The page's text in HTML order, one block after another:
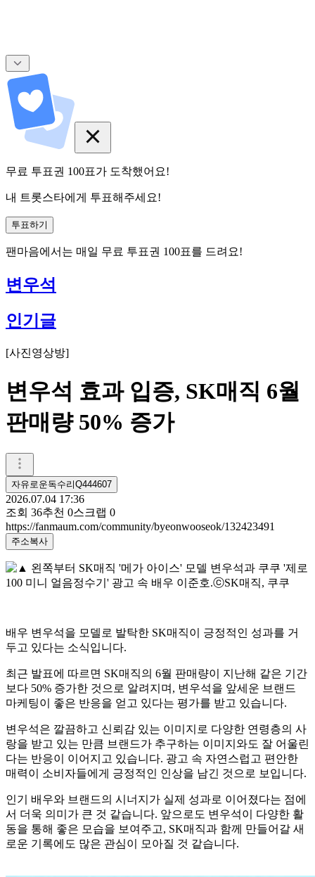
무료 투표권 100표가 도착했어요!
내 트롯스타에게 투표해주세요!
투표하기
팬마음에서는 매일 무료 투표권 100표를 드려요!
변우석
인기글
[사진영상방]
변우석 효과 입증, SK매직 6월
판매량 50% 증가
자유로운독수리Q444607
2026.07.04 17:36
조회 36추천 0스크랩 0
https://fanmaum.com/community/byeonwooseok/132423491
주소복사
배우 변우석을 모델로 발탁한 SK매직이 긍정적인 성과를 거
두고 있다는 소식입니다.
최근 발표에 따르면 SK매직의 6월 판매량이 지난해 같은 기간
보다 50% 증가한 것으로 알려지며, 변우석을 앞세운 브랜드
마케팅이 좋은 반응을 얻고 있다는 평가를 받고 있습니다.
변우석은 깔끔하고 신뢰감 있는 이미지로 다양한 연령층의 사
랑을 받고 있는 만큼 브랜드가 추구하는 이미지와도 잘 어울린
다는 반응이 이어지고 있습니다. 광고 속 자연스럽고 편안한
매력이 소비자들에게 긍정적인 인상을 남긴 것으로 보입니다.
인기 배우와 브랜드의 시너지가 실제 성과로 이어졌다는 점에
서 더욱 의미가 큰 것 같습니다. 앞으로도 변우석이 다양한 활
동을 통해 좋은 모습을 보여주고, SK매직과 함께 만들어갈 새
로운 기록에도 많은 관심이 모아질 것 같습니다.